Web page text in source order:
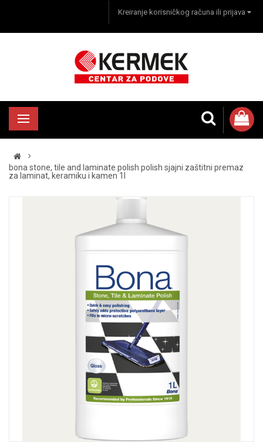
Kreiranje korisničkog računa ili prijava
bona stone, tile and laminate polish polish sjajni zaštitni premaz
za laminat, keramiku i kamen 1l